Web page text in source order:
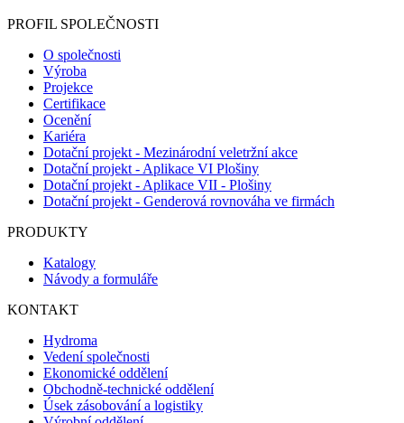
PROFIL SPOLEČNOSTI
O společnosti
Výroba
Projekce
Certifikace
Ocenění
Kariéra
Dotační projekt - Mezinárodní veletržní akce
Dotační projekt - Aplikace VI Plošiny
Dotační projekt - Aplikace VII - Plošiny
Dotační projekt - Genderová rovnováha ve firmách
PRODUKTY
Katalogy
Návody a formuláře
KONTAKT
Hydroma
Vedení společnosti
Ekonomické oddělení
Obchodně-technické oddělení
Úsek zásobování a logistiky